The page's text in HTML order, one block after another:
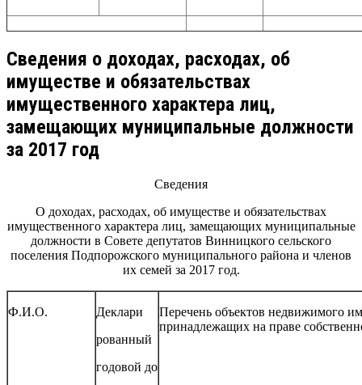
Сведения о доходах, расходах, об
имуществе и обязательствах
имущественного характера лиц,
замещающих муниципальные должности
за 2017 год
Сведения
О доходах, расходах, об имуществе и обязательствах
имущественного характера лиц, замещающих муниципальные
должности в Совете депутатов Винницкого сельского
поселения Подпорожского муниципального района и членов
их семей за 2017 год.
Ф.И.О.
Деклари
рованный
годовой до
Перечень объектов недвижимого
принадлежащих на праве